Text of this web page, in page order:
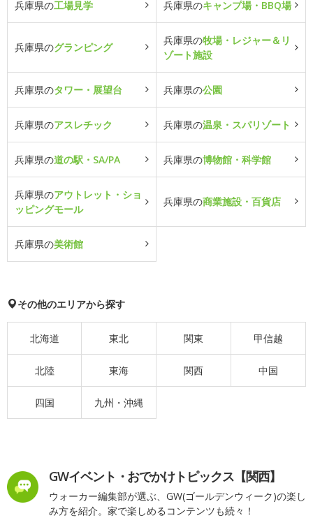
兵庫県の工場見学 兵庫県のキャンプ場・BBQ場
兵庫県のグランピング
兵庫県の牧場・レジャー＆リ
ゾート施設
兵庫県のタワー・展望台 兵庫県の公園
兵庫県のアスレチック 兵庫県の温泉・スパリゾート
兵庫県の道の駅・SA/PA 兵庫県の博物館・科学館
兵庫県のアウトレット・ショ
ッピングモール
兵庫県の商業施設・百貨店
兵庫県の美術館
その他のエリアから探す
北海道 東北 関東 甲信越
北陸 東海 関西 中国
四国 九州・沖縄
GWイベント・おでかけトピックス【関西】
ウォーカー編集部が選ぶ、GW(ゴールデンウィーク)の楽し
み方を紹介。家で楽しめるコンテンツも続々！